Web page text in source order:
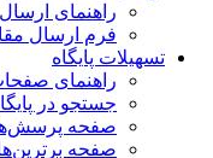
راهنمای ارسال
فرم ارسال
تسهیلات پایگاه
راهنمای صفحات
جستجو در پایگاه
صفحه
صفحه برترین‌های